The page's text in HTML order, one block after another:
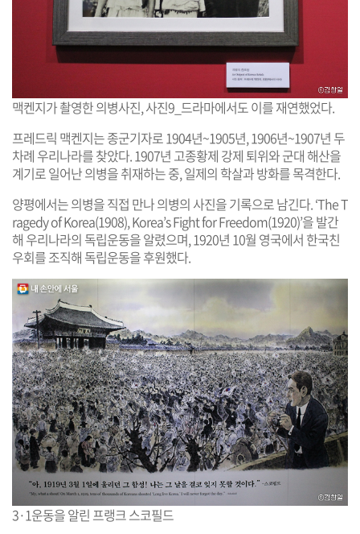
맥켄지가 촬영한 의병사진, 사진9_드라마에서도 이를 재연했었다.
프레드릭 맥켄지는 종군기자로 1904년~1905년, 1906년~1907년 두
차례 우리나라를 찾았다. 1907년 고종황제 강제 퇴위와 군대 해산을
계기로 일어난 의병을 취재하는 중, 일제의 학살과 방화를 목격한다.
양평에서는 의병을 직접 만나 의병의 사진을 기록으로 남긴다. ‘The T
ragedy of Korea(1908), Korea’s Fight for Freedom(1920)’을 발간
해 우리나라의 독립운동을 알렸으며, 1920년 10월 영국에서 한국친
우회를 조직해 독립운동을 후원했다.
3·1운동을 알린 프랭크 스코필드